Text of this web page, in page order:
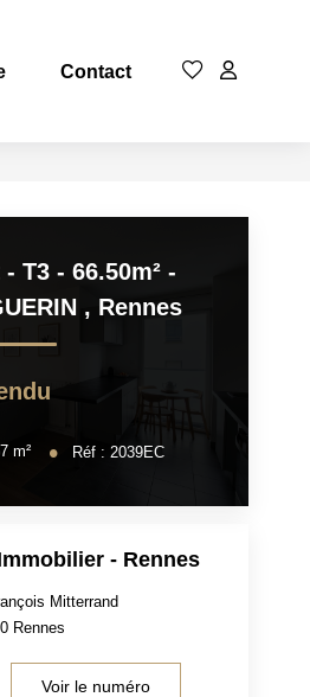
Contact
T3 - 66.50m² -
, Rennes
m² Réf : 2039EC
- Rennes
Mitterrand
Rennes
Voir le numéro